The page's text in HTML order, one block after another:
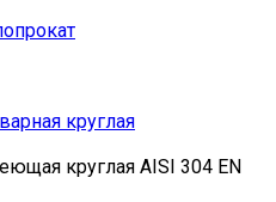
круглая
круглая AISI 304 EN